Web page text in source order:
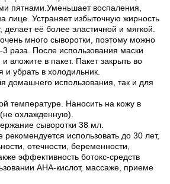
пятнами.Уменьшает воспаления,
лице. Устраняет избыточную жирность
делает её более эластичной и мягкой.
много сыворотки, поэтому можно
3 раза. После использования маски
вложите в пакет. Пакет закрыть во
убрать в холодильник.
домашнего использования, так и для
температуре. Наносить на кожу в
охлажденную).
сыворотки 38 мл.
рекомендуется использовать до 30 лет,
отечности, беременности,
эффективность ботокс-средств
АНА-кислот, массаже, приеме